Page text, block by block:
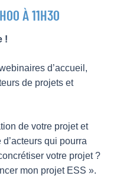
À 11H30
!
d’accueil,
de projets et
de votre projet et
qui pourra
votre projet ?
mon projet ESS ».